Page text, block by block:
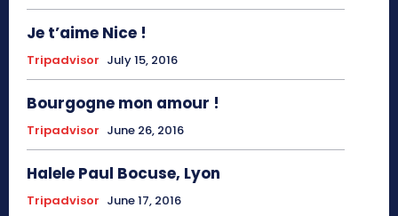
Je t’aime Nice !
Tripadvisor July 15, 2016
Bourgogne mon amour !
Tripadvisor June 26, 2016
Halele Paul Bocuse, Lyon
Tripadvisor June 17, 2016